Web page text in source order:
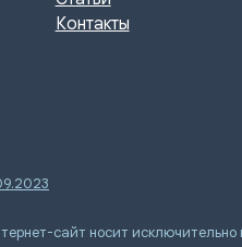
сайт носит исключительно